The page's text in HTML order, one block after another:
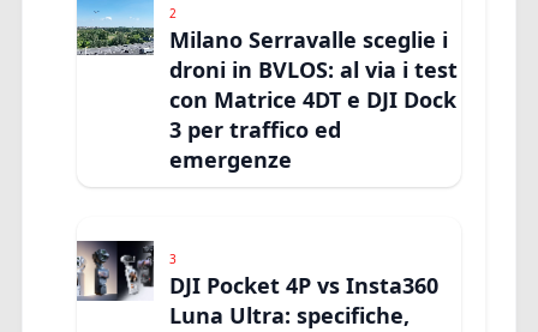
2
Milano Serravalle sceglie i
droni in BVLOS: al via i test
con Matrice 4DT e DJI Dock
3 per traffico ed
emergenze
3
DJI Pocket 4P vs Insta360
Luna Ultra: specifiche,